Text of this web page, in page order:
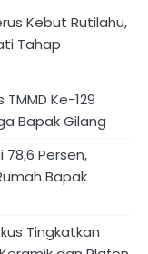
Kebut Rutilahu,
Tahap
Ke-129
Bapak Gilang
78,6 Persen,
Bapak
Tingkatkan